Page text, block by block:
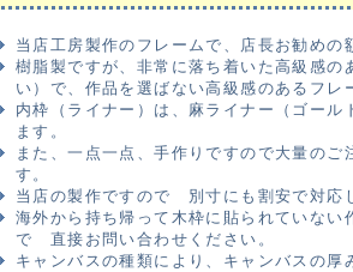
当店工房製作のフレームで、店長お勧めの
樹脂製ですが、非常に落ち着いた高級感
い）で、作品を選ばない高級感のあるフレ
内枠（ライナー）は、麻ライナー（ゴー
ます。
また、一点一点、手作りですので大量の
す。
当店の製作ですので 別寸にも割安で対応
海外から持ち帰って木枠に貼られていな
で 直接お問い合わせください。
キャンバスの種類により、キャンバスの厚